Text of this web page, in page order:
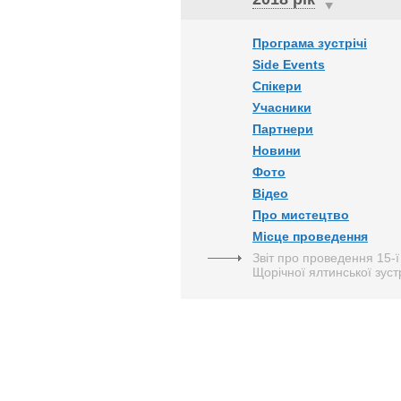
Програма зустрічі
Side Events
Спікери
Учасники
Партнери
Новини
Фото
Відео
Про мистецтво
Місце проведення
Звіт про проведення 15-ї
Щорічної ялтинської